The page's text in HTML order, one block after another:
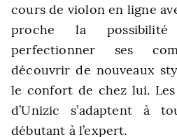
cours de violon en ligne
proche la possibilité
perfectionner ses
découvrir de nouveaux
le confort de chez lui.
d’Unizic s’adaptent à
débutant à l’expert.